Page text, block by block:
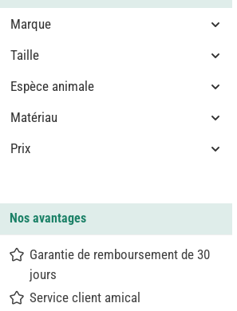
Marque
Taille
Espèce animale
Matériau
Prix
Nos avantages
Garantie de remboursement de 30
jours
Service client amical